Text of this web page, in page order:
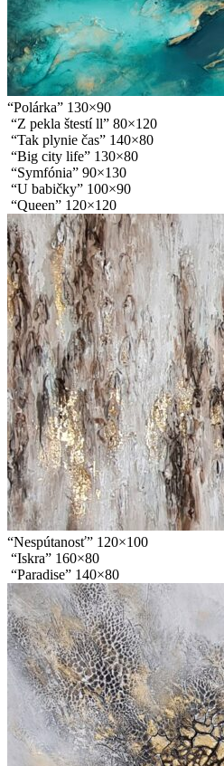
“Polárka” 130×90
“Z pekla štestí ll” 80×120
“Tak plynie čas” 140×80
“Big city life” 130×80
“Symfónia” 90×130
“U babičky” 100×90
“Queen” 120×120
“Nespútanosť” 120×100
“Iskra” 160×80
“Paradise” 140×80